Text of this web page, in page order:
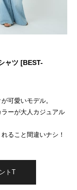
ャツ [BEST-
可愛いモデル。
ーが大人カジュアル
ること間違いナシ！
トT